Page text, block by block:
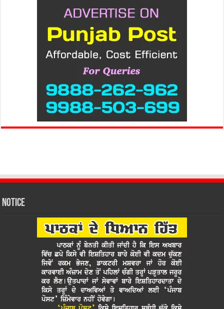
Notice